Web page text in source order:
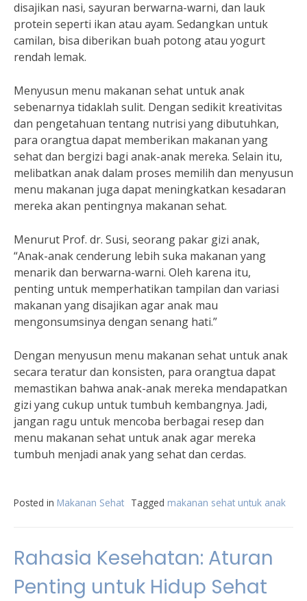
disajikan nasi, sayuran berwarna-warni, dan lauk
protein seperti ikan atau ayam. Sedangkan untuk
camilan, bisa diberikan buah potong atau yogurt
rendah lemak.
Menyusun menu makanan sehat untuk anak
sebenarnya tidaklah sulit. Dengan sedikit kreativitas
dan pengetahuan tentang nutrisi yang dibutuhkan,
para orangtua dapat memberikan makanan yang
sehat dan bergizi bagi anak-anak mereka. Selain itu,
melibatkan anak dalam proses memilih dan menyusun
menu makanan juga dapat meningkatkan kesadaran
mereka akan pentingnya makanan sehat.
Menurut Prof. dr. Susi, seorang pakar gizi anak,
“Anak-anak cenderung lebih suka makanan yang
menarik dan berwarna-warni. Oleh karena itu,
penting untuk memperhatikan tampilan dan variasi
makanan yang disajikan agar anak mau
mengonsumsinya dengan senang hati.”
Dengan menyusun menu makanan sehat untuk anak
secara teratur dan konsisten, para orangtua dapat
memastikan bahwa anak-anak mereka mendapatkan
gizi yang cukup untuk tumbuh kembangnya. Jadi,
jangan ragu untuk mencoba berbagai resep dan
menu makanan sehat untuk anak agar mereka
tumbuh menjadi anak yang sehat dan cerdas.
Posted in Makanan Sehat Tagged makanan sehat untuk anak
Rahasia Kesehatan: Aturan
Penting untuk Hidup Sehat